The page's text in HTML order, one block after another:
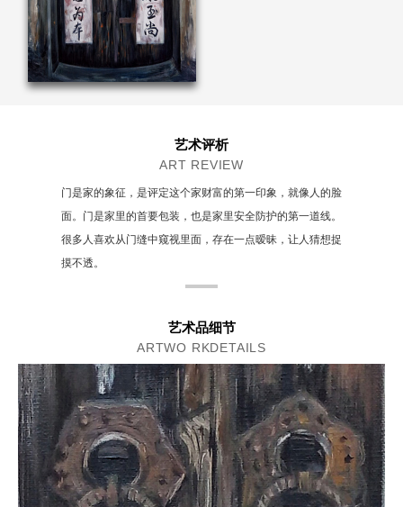
艺术评析
ART REVIEW
门是家的象征，是评定这个家财富的第一印象，就像人的脸
面。门是家里的首要包装，也是家里安全防护的第一道线。
很多人喜欢从门缝中窥视里面，存在一点暧昧，让人猜想捉
摸不透。
艺术品细节
ARTWO RKDETAILS